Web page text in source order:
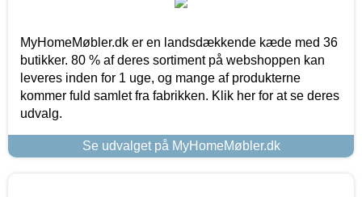
MyHomeMøbler.dk er en landsdækkende kæde med 36
butikker. 80 % af deres sortiment på webshoppen kan
leveres inden for 1 uge, og mange af produkterne
kommer fuld samlet fra fabrikken. Klik her for at se deres
udvalg.
Se udvalget på MyHomeMøbler.dk